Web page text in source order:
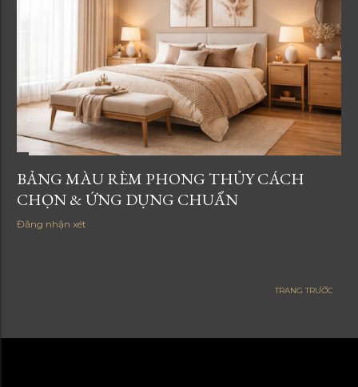
BẢNG MÀU RÈM PHONG THỦY CÁCH
CHỌN & ỨNG DỤNG CHUẨN
Đăng nhận xét
TRANG TRƯỚC